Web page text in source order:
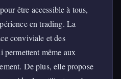
être accessible à tous,
en trading. La
conviviale et des
même aux
De plus, elle propose